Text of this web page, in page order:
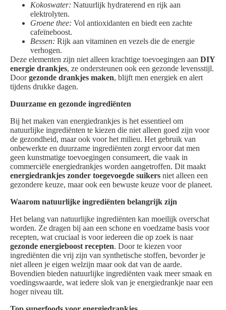
Kokoswater: Natuurlijk hydraterend en rijk aan
elektrolyten.
Groene thee: Vol antioxidanten en biedt een zachte
cafeïneboost.
Bessen: Rijk aan vitaminen en vezels die de energie
verhogen.
Deze elementen zijn niet alleen krachtige toevoegingen aan DIY
energie drankjes, ze ondersteunen ook een gezonde levensstijl.
Doorgezonde drankjes maken, blijft men energiek en alert
tijdens drukke dagen.
Duurzame en gezonde ingrediënten
Bij het maken van energiedrankjes is het essentieel om
natuurlijke ingrediënten te kiezen die niet alleen goed zijn voor
de gezondheid, maar ook voor het milieu. Het gebruik van
onbewerkte en duurzame ingrediënten zorgt ervoor dat men
geen kunstmatige toevoegingen consumeert, die vaak in
commerciële energiedrankjes worden aangetroffen. Dit maakt
energiedrankjes zonder toegevoegde suikers niet alleen een
gezondere keuze, maar ook een bewuste keuze voor de planeet.
Waarom natuurlijke ingrediënten belangrijk zijn
Het belang van natuurlijke ingrediënten kan moeilijk overschat
worden. Ze dragen bij aan een schone en voedzame basis voor
recepten, wat cruciaal is voor iedereen die op zoek is naar
gezonde energieboost recepten. Door te kiezen voor
ingrediënten die vrij zijn van synthetische stoffen, bevorder je
niet alleen je eigen welzijn maar ook dat van de aarde.
Bovendien bieden natuurlijke ingrediënten vaak meer smaak en
voedingswaarde, wat iedere slok van je energiedrankje naar een
hoger niveau tilt.